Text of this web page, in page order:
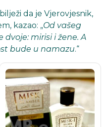
da je Vjerovjesnik,
kazao: „Od vašeg
mirisi i žene. A
bude u namazu.“